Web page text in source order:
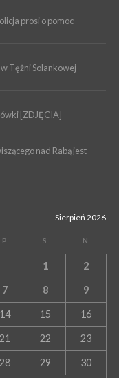
w niej Orkiestra Dęta
prosi o pomoc
Tężni Solankowej
[ZDJĘCIA]
nad Rabą jest
Sierpień 2026
P S N
1 2
7 8 9
14 15 16
21 22 23
28 29 30